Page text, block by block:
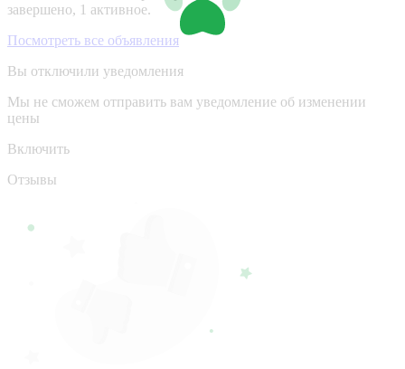
завершено, 1 активное.
Посмотреть все объявления
Вы отключили уведомления
Мы не сможем отправить вам уведомление об изменении
цены
Включить
Отзывы